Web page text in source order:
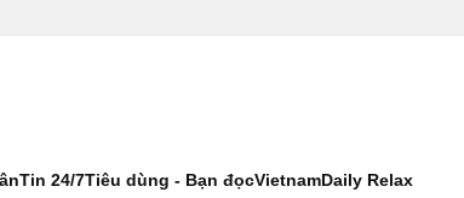
Tin 24/7Tiêu dùng - Bạn đọcVietnamDaily Relax